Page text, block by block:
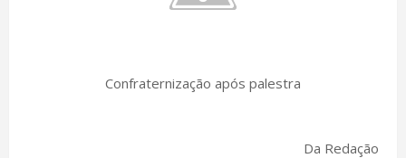
Confraternização após palestra
Da Redação